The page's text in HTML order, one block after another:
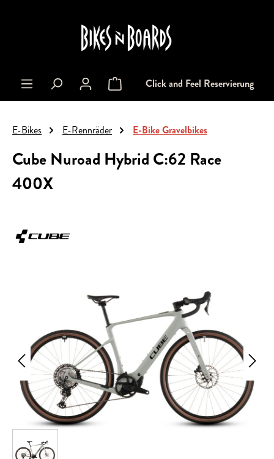
Warenkorb enthält 0 Positionen. Der
Click and Feel Reservierung
E-Bikes E-Rennräder E-Bike Gravelbikes
Cube Nuroad Hybrid C:62 Race
400X
Bildergalerie überspringen